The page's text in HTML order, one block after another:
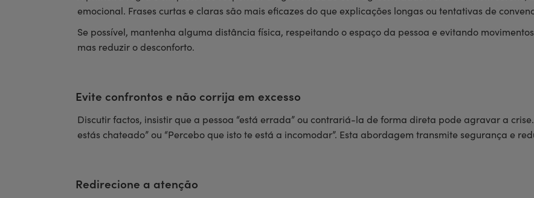
emocional. Frases curtas e claras são mais eficazes do que explicações longas ou tentativas de
Se possível, mantenha alguma distância física, respeitando o espaço da pessoa e evitando
mas reduzir o desconforto.
Evite confrontos e não corrija em excesso
Discutir factos, insistir que a pessoa “está errada” ou contrariá-la de forma direta pode agravar a
estás chateado” ou “Percebo que isto te está a incomodar”. Esta abordagem transmite segurança e
Redirecione a atenção